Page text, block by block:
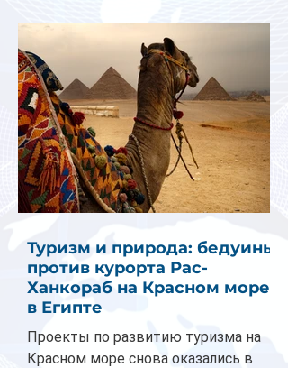
Туризм и природа: бедуины
против курорта Рас-
Ханкораб на Красном море
в Египте
Проекты по развитию туризма на
Красном море снова оказались в